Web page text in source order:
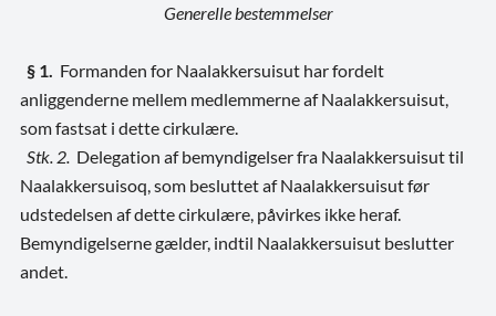
Generelle bestemmelser
§ 1.
Formanden for Naalakkersuisut har fordelt
anliggenderne mellem medlemmerne af Naalakkersuisut,
som fastsat i dette cirkulære.
Stk. 2. Delegation af bemyndigelser fra Naalakkersuisut til
Naalakkersuisoq, som besluttet af Naalakkersuisut før
udstedelsen af dette cirkulære, påvirkes ikke heraf.
Bemyndigelserne gælder, indtil Naalakkersuisut beslutter
andet.